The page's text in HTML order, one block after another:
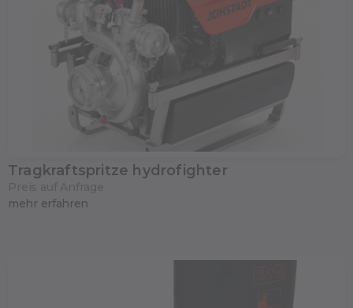
Tragkraftspritze hydrofighter
mehr erfahren